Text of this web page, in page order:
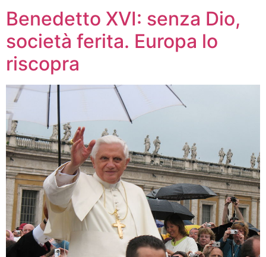
Benedetto XVI: senza Dio,
società ferita. Europa lo
riscopra